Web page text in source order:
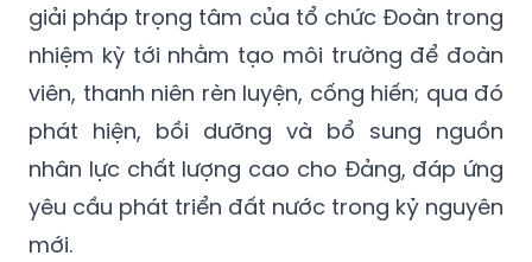
giải pháp trọng tâm của tổ chức Đoàn trong
nhiệm kỳ tới nhằm tạo môi trường để đoàn
viên, thanh niên rèn luyện, cống hiến; qua đó
phát hiện, bồi dưỡng và bổ sung nguồn
nhân lực chất lượng cao cho Đảng, đáp ứng
yêu cầu phát triển đất nước trong kỷ nguyên
mới.